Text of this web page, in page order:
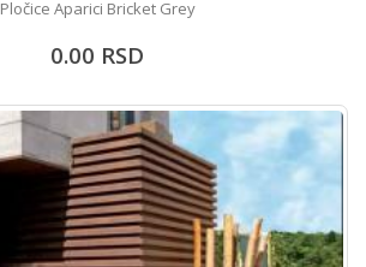
Pločice Aparici Bricket Grey
0.00 RSD